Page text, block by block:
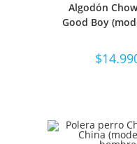
Algodón
Good Boy
$